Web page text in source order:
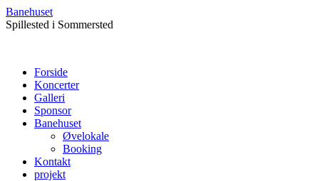
Banehuset
Spillested i Sommersted
Forside
Koncerter
Galleri
Sponsor
Banehuset
Øvelokale
Booking
Kontakt
projekt